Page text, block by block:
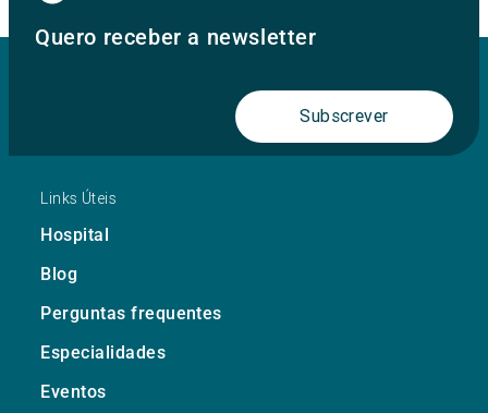
Quero receber a newsletter
Subscrever
Links Úteis
Hospital
Blog
Perguntas frequentes
Especialidades
Eventos